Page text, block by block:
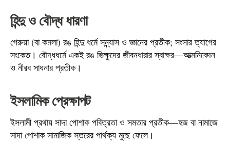
হিন্দু ও বৌদ্ধ ধারণা
গেরুয়া (বা কমলা) রঙ হিন্দু ধর্মে সন্ন্যাস ও জ্ঞানের প্রতীক; সংসার ত্যাগের
সংকেত। বৌদ্ধধর্মে একই রঙ ভিক্ষুদের জীবনধারার স্বাক্ষর—আত্মনিবেদন
ও নীরব সাধনার প্রতীক।
ইসলামিক প্রেক্ষাপট
ইসলামী প্রথায় সাদা পোশাক পবিত্রতা ও সমতার প্রতীক—হজ বা নামাজে
সাদা পোশাক সামাজিক স্তরের পার্থক্য মুছে ফেলে।